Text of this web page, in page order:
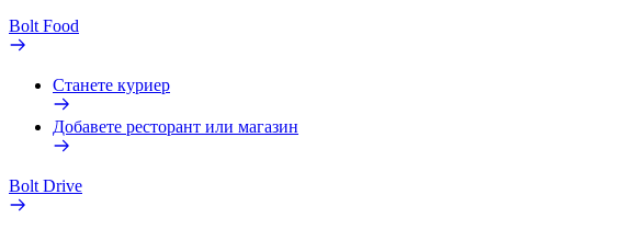
Bolt Food
Станете куриер
Добавете ресторант или магазин
Bolt Drive